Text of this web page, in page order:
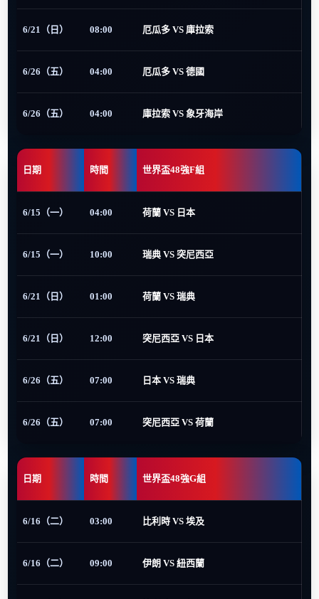
6/21（日） 08:00 厄瓜多 VS 庫拉索
6/26（五） 04:00 厄瓜多 VS 德國
6/26（五） 04:00 庫拉索 VS 象牙海岸
日期 時間 世界盃48強F組
6/15（一） 04:00 荷蘭 VS 日本
6/15（一） 10:00 瑞典 VS 突尼西亞
6/21（日） 01:00 荷蘭 VS 瑞典
6/21（日） 12:00 突尼西亞 VS 日本
6/26（五） 07:00 日本 VS 瑞典
6/26（五） 07:00 突尼西亞 VS 荷蘭
日期 時間 世界盃48強G組
6/16（二） 03:00 比利時 VS 埃及
6/16（二） 09:00 伊朗 VS 紐西蘭